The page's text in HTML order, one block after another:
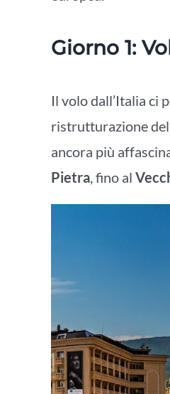
Giorno 1:
Il volo dall’Italia ci
ristrutturazione del
ancora più
Pietra, fino al